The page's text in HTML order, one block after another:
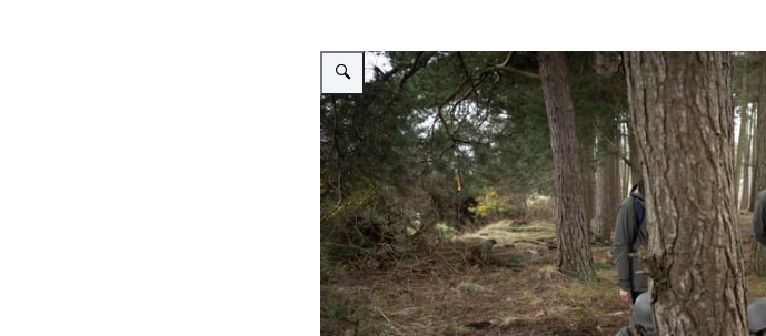
Vergroot afbeelding Koning bij operatie Interflex in Verenigd Koninkrijk